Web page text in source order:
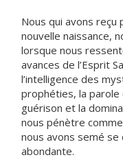
Nous qui avons
nouvelle naissance,
lorsque nous
avances de l’Esprit
l’intelligence des
prophéties, la parole
guérison et la
nous pénètre comme
nous avons semé
abondante.